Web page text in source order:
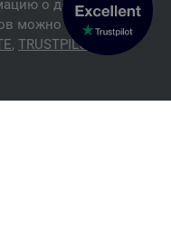
о достоверности
можно найти здесь:
, TRUSTPILOT